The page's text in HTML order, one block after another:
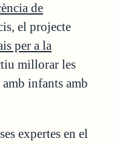
de
el projecte
per a la
millorar les
infants amb
expertes en el